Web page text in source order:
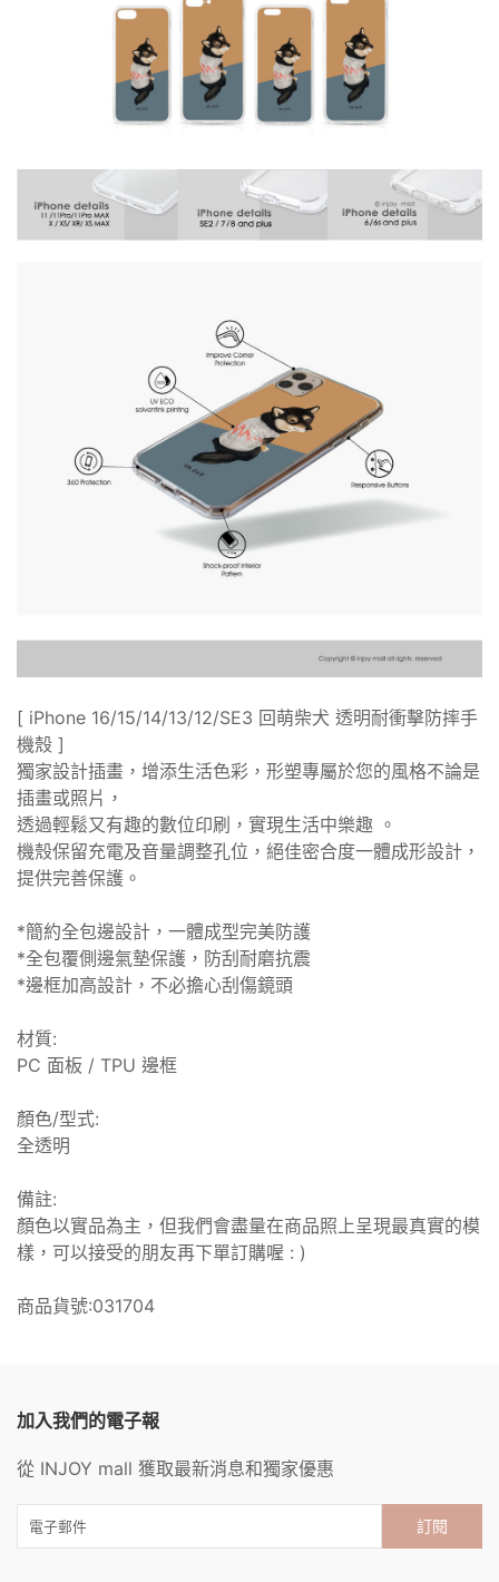
[ iPhone 16/15/14/13/12/SE3 回萌柴犬 透明耐衝擊防摔手
機殼 ]
獨家設計插畫，增添生活色彩，形塑專屬於您的風格不論是
插畫或照片，
透過輕鬆又有趣的數位印刷，實現生活中樂趣 。
機殼保留充電及音量調整孔位，絕佳密合度一體成形設計，
提供完善保護。
*簡約全包邊設計，一體成型完美防護
*全包覆側邊氣墊保護，防刮耐磨抗震
*邊框加高設計，不必擔心刮傷鏡頭
材質:
PC 面板 / TPU 邊框
顏色/型式:
全透明
備註:
顏色以實品為主，但我們會盡量在商品照上呈現最真實的模
樣，可以接受的朋友再下單訂購喔 : )
商品貨號:031704
加入我們的電子報
從 INJOY mall 獲取最新消息和獨家優惠
訂閱